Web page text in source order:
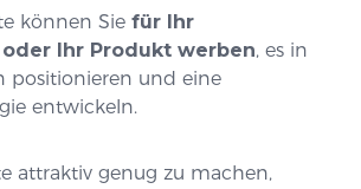
können Sie für Ihr
Ihr Produkt werben, es in
positionieren und eine
entwickeln.
attraktiv genug zu machen,